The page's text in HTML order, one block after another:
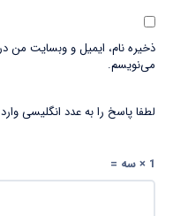
ذخیره نام، ایمیل و وبسایت من
می‌نویسم.
لطفا پاسخ را به عدد انگلیسی
1 × سه =